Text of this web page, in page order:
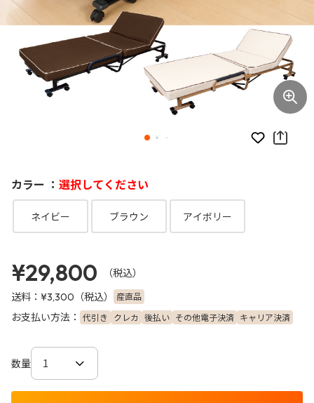
お気に入り
カラー ： 選択してください
ネイビー ブラウン アイボリー
¥29,800
（税込）
送料： ¥3,300 （税込） 産直品
お支払い方法： 代引き クレカ 後払い その他電子決済 キャリア決済
数量